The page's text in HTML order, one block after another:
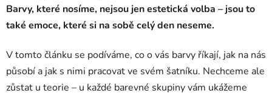
Barvy, které nosíme, nejsou jen estetická volba – jsou to
také emoce, které si na sobě celý den neseme.
V tomto článku se podíváme, co o vás barvy říkají, jak na nás
působí a jak s nimi pracovat ve svém šatníku. Nechceme ale
zůstat u teorie – u každé barevné skupiny vám ukážeme